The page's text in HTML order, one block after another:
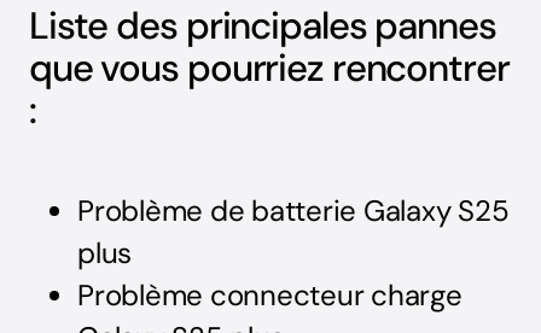
Liste des principales pannes
que vous pourriez rencontrer
:
Problème de batterie Galaxy S25
plus
Problème connecteur charge